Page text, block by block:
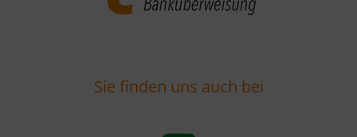
Sie finden uns auch bei